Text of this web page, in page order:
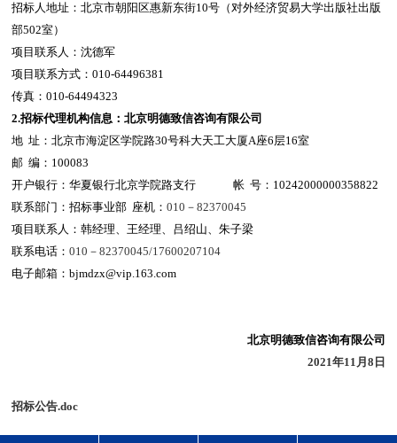
招标人地址：北京市朝阳区惠新东街10号（对外经济贸易大学出版社出版
部502室）
项目联系人：沈德军
项目联系方式：010-64496381
传真：010-64494323
2.招标代理机构信息：北京明德致信咨询有限公司
地 址：北京市海淀区学院路30号科大天工大厦A座6层16室
邮 编：100083
开户银行：华夏银行北京学院路支行 帐 号：10242000000358822
联系部门：招标事业部 座机： 010 －82370045
项目联系人：韩经理、王经理、吕绍山、朱子梁
联系电话： 010 －82370045/17600207104
电子邮箱：bjmdzx@vip.163.com
北京明德致信咨询有限公司
2021年11月8日
招标公告.doc